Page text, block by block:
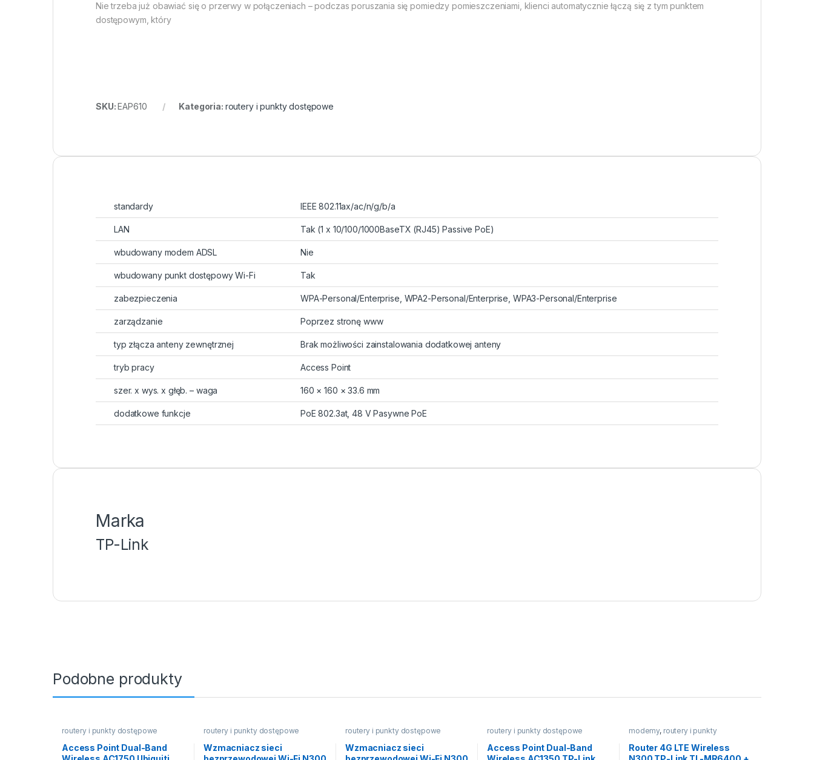
Nie trzeba już obawiać się o przerwy w połączeniach – podczas poruszania się pomiedzy pomieszczeniami, klienci automatycznie łączą się z tym punktem
dostępowym, który
SKU:EAP610 Kategoria: routery i punkty dostępowe
standardy IEEE 802.11ax/ac/n/g/b/a
LAN Tak (1 x 10/100/1000BaseTX (RJ45) Passive PoE)
wbudowany modem ADSL Nie
wbudowany punkt dostępowy Wi-Fi Tak
zabezpieczenia WPA-Personal/Enterprise, WPA2-Personal/Enterprise, WPA3-Personal/Enterprise
zarządzanie Poprzez stronę www
typ złącza anteny zewnętrznej Brak możliwości zainstalowania dodatkowej anteny
tryb pracy Access Point
szer. x wys. x głęb. – waga 160 × 160 × 33.6 mm
dodatkowe funkcje PoE 802.3at, 48 V Pasywne PoE
Marka
TP-Link
Podobne produkty
routery i punkty dostępowe
Access Point Dual-Band
routery i punkty dostępowe
Wzmacniacz sieci
routery i punkty dostępowe
Wzmacniacz sieci
routery i punkty dostępowe
Access Point Dual-Band
modemy, routery i punkty
dostępowe
Router 4G LTE Wireless